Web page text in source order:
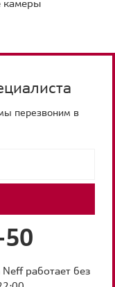
камеры
перезвоним в
работает без